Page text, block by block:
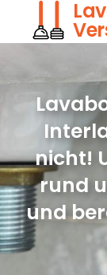
nicht!
rund
und